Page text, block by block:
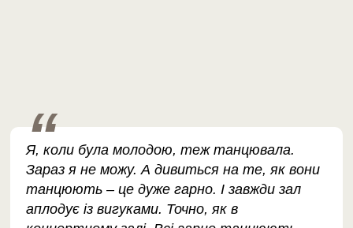
Я, коли була молодою, теж танцювала.
Зараз я не можу. А дивиться на те, як вони
танцюють – це дуже гарно. І завжди зал
аплодує із вигуками. Точно, як в